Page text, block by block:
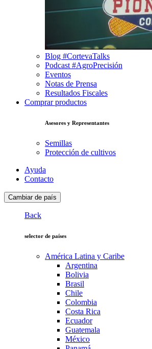
Blog #CortevaTalks
Podcast #AgroPrecisión
Eventos
Notas de Prensa
Resultados Fiscales
Comprar productos
Asesores y Representantes
Semillas
Protección de cultivos
Ayuda
Contacto
Cambiar de país
Back
selector de países
América Latina y Caribe
Argentina
Bolivia
Brasil
Chile
Colombia
Costa Rica
Ecuador
Guatemala
México